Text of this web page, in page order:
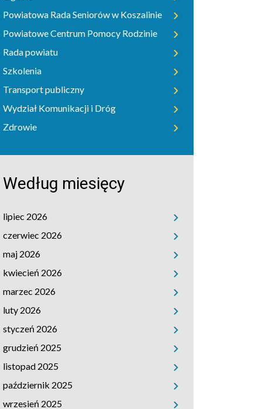
Powiatowa Rada Seniorów w Koszalinie
Powiatowe Centrum Pomocy Rodzinie
Rada powiatu
Szkolenia
Transport publiczny
Wydział Komunikacji i Dróg
Zdrowie
Według miesięcy
lipiec 2026
czerwiec 2026
maj 2026
kwiecień 2026
marzec 2026
luty 2026
styczeń 2026
grudzień 2025
listopad 2025
październik 2025
wrzesień 2025